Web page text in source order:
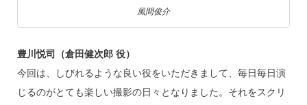
風間俊介
豊川悦司（倉田健次郎 役）
今回は、しびれるような良い役をいただきまして、毎日毎日演
じるのがとても楽しい撮影の日々となりました。それをスクリ